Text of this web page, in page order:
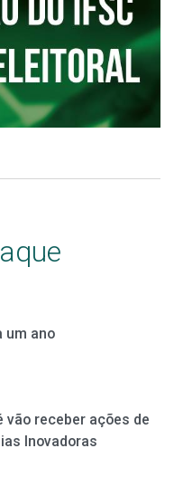
um ano
vão receber ações de
Inovadoras